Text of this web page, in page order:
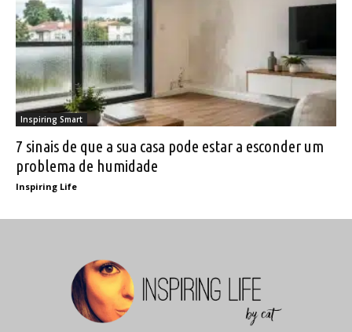
Inspiring Smart
7 sinais de que a sua casa pode estar a esconder um
problema de humidade
Inspiring Life